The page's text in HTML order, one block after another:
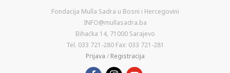
Fondacija Mulla Sadra u Bosni i Hercegovini
INFO@mullasadra.ba
Bihaćka 14, 71000 Sarajevo
Tel. 033 721-280 Fax: 033 721-281
Prijava / Registracija